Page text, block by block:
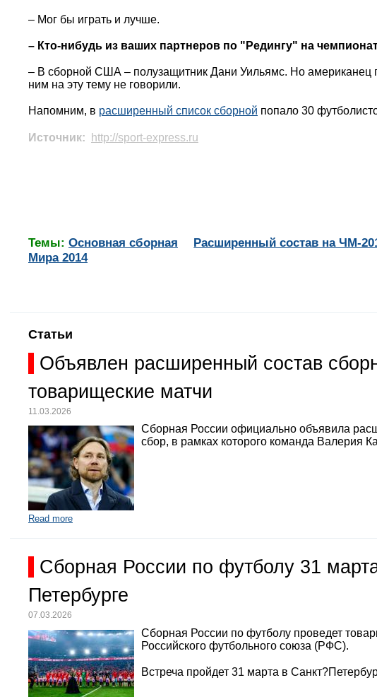
– Мог бы играть и лучше.
– Кто-нибудь из ваших партнеров по "Редингу" на
– В сборной США – полузащитник Дани Уильямс. Но американец
ним на эту тему не говорили.
Напомним, в расширенный список сборной попало 30
Источник: http://sport-express.ru
Темы: Основная сборная Расширенный состав на ЧМ-
Мира 2014
Статьи
Объявлен расширенный состав
товарищеские матчи
11.03.2026
Сборная России официально объявила
сбор, в рамках которого команда Валерия
Read more
Сборная России по футболу 31
Петербурге
07.03.2026
Сборная России по футболу проведет
Российского футбольного союза (РФС).
Встреча пройдет 31 марта в